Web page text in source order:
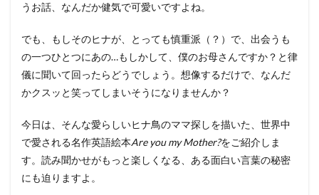
うお話、なんだか健気で可愛いですよね。
でも、もしそのヒナが、とっても慎重派（？）で、出会うも
の一つひとつにあの…もしかして、僕のお母さんですか？と律
儀に聞いて回ったらどうでしょう。想像するだけで、なんだ
かクスッと笑ってしまいそうになりませんか？
今日は、そんな愛らしいヒナ鳥のママ探しを描いた、世界中
で愛される名作英語絵本Are you my Mother?をご紹介しま
す。読み聞かせがもっと楽しくなる、ある面白い言葉の秘密
にも迫りますよ。